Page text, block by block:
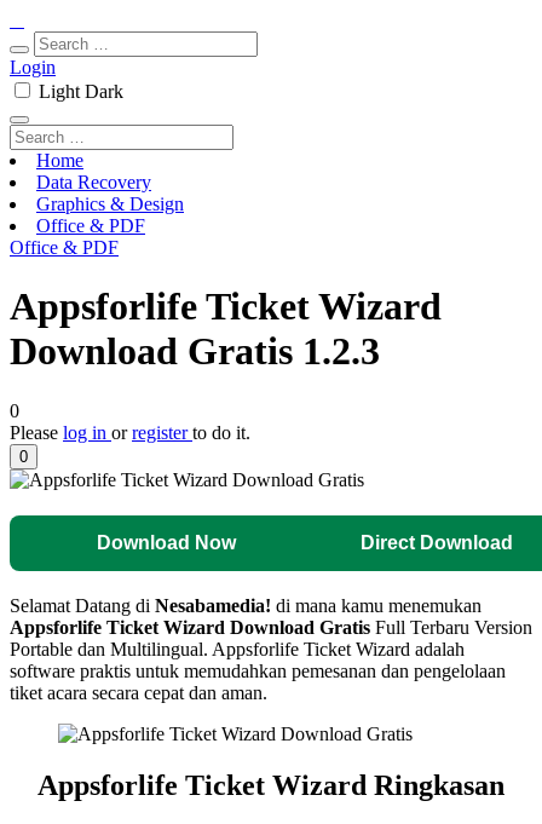
Login
Light Dark
Home
Data Recovery
Graphics & Design
Office & PDF
Office & PDF
Appsforlife Ticket Wizard
Download Gratis 1.2.3
0
Please log in orregisterto do it.
0
Download Now Direct Download
Selamat Datang di Nesabamedia! di mana kamu menemukan
Appsforlife Ticket Wizard Download Gratis Full Terbaru Version
Portable dan Multilingual. Appsforlife Ticket Wizard adalah
software praktis untuk memudahkan pemesanan dan pengelolaan
tiket acara secara cepat dan aman.
Appsforlife Ticket Wizard Ringkasan